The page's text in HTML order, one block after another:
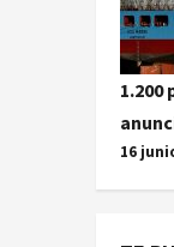
1.200
16